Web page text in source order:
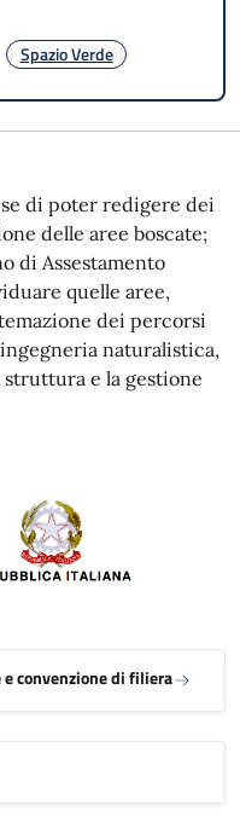
Spazio Verde
di poter redigere dei
delle aree boscate;
di Assestamento
quelle aree,
dei percorsi
naturalistica,
e la gestione
convenzione di filiera